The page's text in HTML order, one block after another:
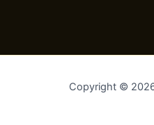
Copyright ©